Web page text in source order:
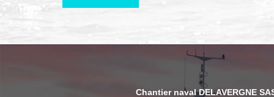
Chantier naval DELAVERGNE